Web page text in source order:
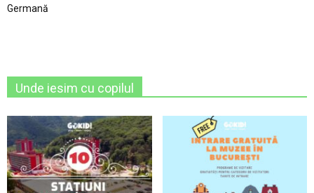
Germană
Unde iesim cu copilul